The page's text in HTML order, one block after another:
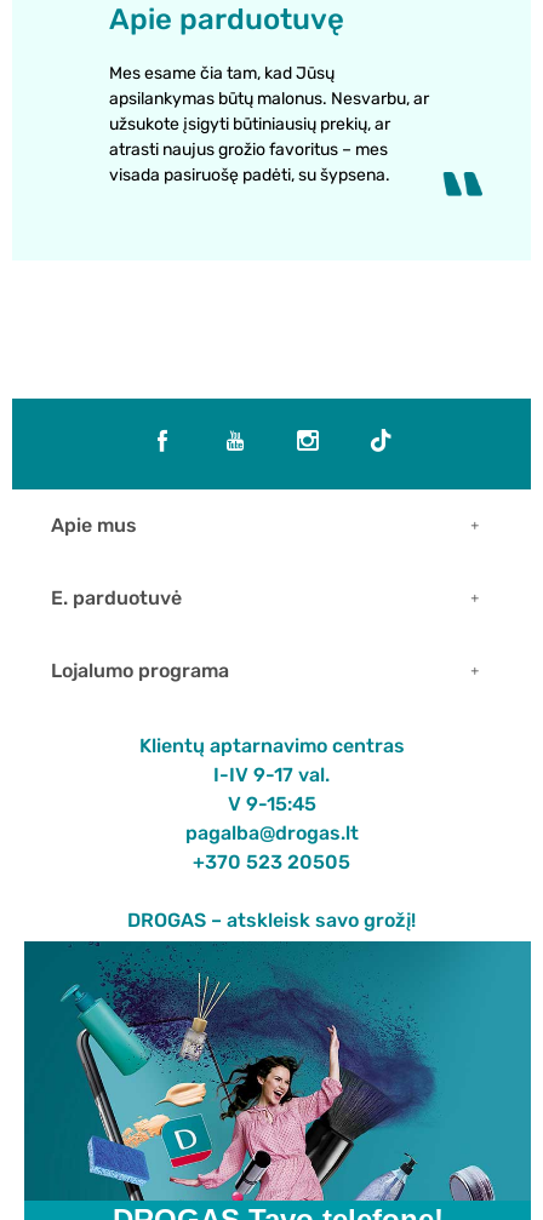
Apie parduotuvę
Mes esame čia tam, kad Jūsų
apsilankymas būtų malonus. Nesvarbu, ar
užsukote įsigyti būtiniausių prekių, ar
atrasti naujus grožio favoritus – mes
visada pasiruošę padėti, su šypsena.
Apie mus
E. parduotuvė
Lojalumo programa
Klientų aptarnavimo centras
I-IV 9-17 val.
V 9-15:45
pagalba@drogas.lt
+370 523 20505
DROGAS – atskleisk savo grožį!